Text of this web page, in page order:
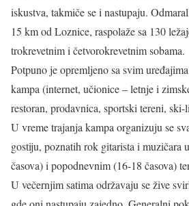
iskustva, takmiče se i nastupaju.
15 km od Loznice, raspolaže sa 130
trokrevetnim i četvorokrevetnim sobama.
Potpuno je opremljeno sa svim
kampa (internet, učionice – letnje i
restoran, prodavnica, sportski tereni,
U vreme trajanja kampa organizuju se
gostiju, poznatih rok gitarista i muzičara
časova) i popodnevnim (16-18 časova)
U večernjim satima održavaju se žive